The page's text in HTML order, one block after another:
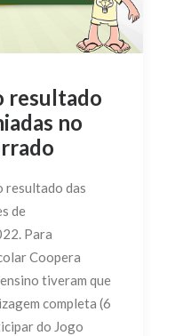
resultado
no
resultado das
de
Para
Coopera
tiveram que
completa (6
do Jogo